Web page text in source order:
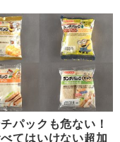
チパックも危ない！
てはいけない超加